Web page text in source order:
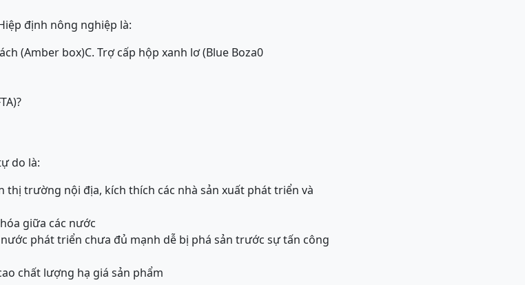
định nông nghiệp là:
(Amber box)C. Trợ cấp hộp xanh lơ (Blue Boza0
do là:
trường nội địa, kích thích các nhà sản xuất phát triển và
giữa các nước
phát triển chưa đủ mạnh dễ bị phá sản trước sự tấn công
chất lượng hạ giá sản phẩm